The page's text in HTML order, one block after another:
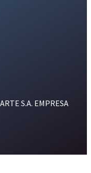
S.A. EMPRESA